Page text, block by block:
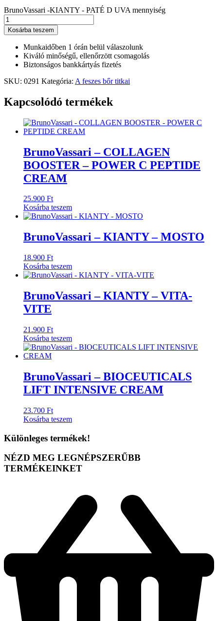
BrunoVassari -KIANTY - PATÉ D UVA mennyiség
Kosárba teszem
Munkaidőben 1 órán belül válaszolunk
Kiváló minőségű, ellenőrzött csomagolás
Biztonságos bankkártyás fizetés
SKU: 0291 Kategória: A feszes bőr titkai
Kapcsolódó termékek
BrunoVassari – COLLAGEN
BOOSTER – POWER C PEPTIDE
CREAM
25.900 Ft
Kosárba teszem
BrunoVassari – KIANTY – MOSTO
18.900 Ft
Kosárba teszem
BrunoVassari – KIANTY – VITA-
VITE
21.900 Ft
Kosárba teszem
BrunoVassari – BIOCEUTICALS
LIFT INTENSIVE CREAM
23.700 Ft
Kosárba teszem
Különleges termékek!
NÉZD MEG LEGNÉPSZERŰBB
TERMÉKEINKET